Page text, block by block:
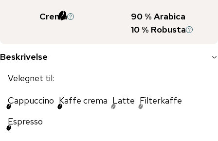
Crema 90% Arabica
10% Robusta
Beskrivelse
Velegnet til:
Cappuccino Kaffe crema Latte Filterkaffe
Espresso